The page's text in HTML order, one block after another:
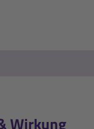
Wirkung